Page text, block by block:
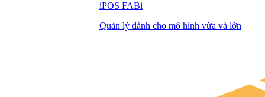
iPOS FABi
Quản lý dành cho mô hình vừa và lớn